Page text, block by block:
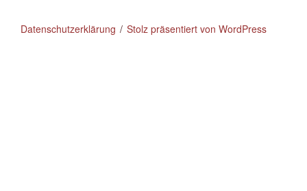
Datenschutzerklärung Stolz präsentiert von WordPress